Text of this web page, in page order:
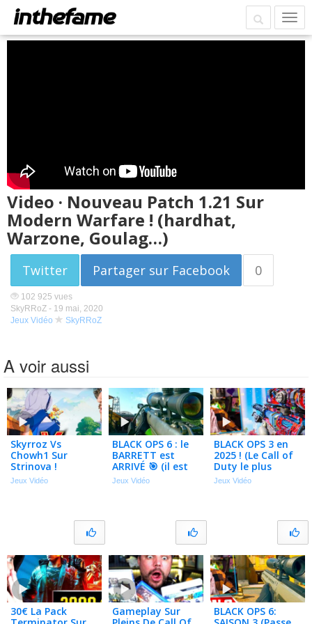
Video · Nouveau Patch 1.21 Sur
Modern Warfare ! (hardhat,
Warzone, Goulag…)
Twitter Partager sur Facebook 0
102 925 vues
SkyRRoZ - 19 mai, 2020
Jeux Vidéo
SkyRRoZ
A voir aussi
Skyrroz Vs
Chowh1 Sur
Strinova !
(nouveau Jeu)
Jeux Vidéo
BLACK OPS 6 : le
BARRETT est
ARRIVÉ 🎯 (il est
trop fort)
Jeux Vidéo
BLACK OPS 3 en
2025 ! (Le Call of
Duty le plus
vendu au monde)
Jeux Vidéo
30€ La Pack
Gameplay Sur
BLACK OPS 6: